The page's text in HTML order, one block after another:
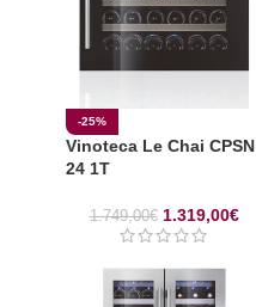
-25%
Vinoteca Le Chai CPSN
24 1T
1.749,00€ 1.319,00€